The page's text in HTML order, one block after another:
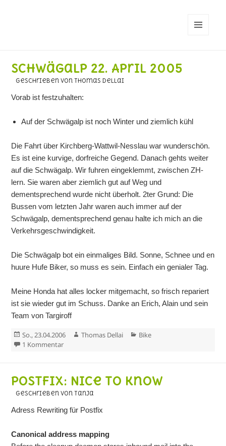
Schwägalp 22. April 2005
geschrieben von Thomas Dellai
Vorab ist festzuhalten:
Auf der Schwägalp ist noch Winter und ziemlich kühl
Die Fahrt über Kirchberg-Wattwil-Nesslau war wunderschön.
Es ist eine kurvige, dorfreiche Gegend. Danach gehts weiter
auf die Schwägalp. Wir fuhren eingeklemmt, zwischen ZH-
lern. Sie waren aber ziemlich gut auf Weg und
dementsprechend wurde nicht überholt. 2ter Grund: Die
Bussen vom letzten Jahr waren auch immer auf der
Schwägalp, dementsprechend genau halte ich mich an die
Verkehrsgeschwindigkeit.
Die Schwägalp bot ein einmaliges Bild. Sonne, Schnee und en
huure Hufe Biker, so muss es sein. Einfach ein genialer Tag.
Meine Honda hat alles locker mitgemacht, so frisch repariert
ist sie wieder gut im Schuss. Danke an Erich, Alain und sein
Team von Targiroff
Veröffentlicht
am
So., 23.04.2006 Autor
Thomas Dellai Kategorien
Bike
1 Kommentarzu Schwägalp 22. April 2005
Postfix: Nice to know
geschrieben von Tanja
Adress Rewriting für Postfix
Canonical address mapping